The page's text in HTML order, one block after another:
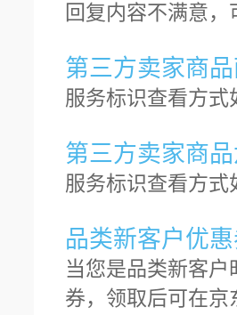
回复内容不满意
第三方卖家商
服务标识查看方
第三方卖家商
服务标识查看方
品类新客户优
当您是品类新客
券，领取后可在